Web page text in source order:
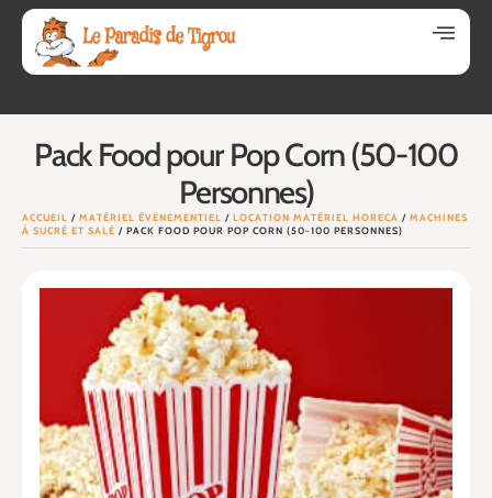
Pack Food pour Pop Corn (50-100
Personnes)
ACCUEIL / MATÉRIEL ÉVÉNEMENTIEL / LOCATION MATÉRIEL HORECA / MACHINES
À SUCRÉ ET SALÉ / PACK FOOD POUR POP CORN (50-100 PERSONNES)